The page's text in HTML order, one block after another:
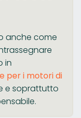
anche come
in
per i motori di
e soprattutto